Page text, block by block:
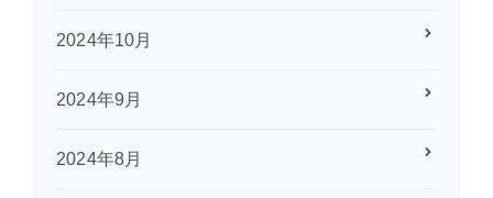
2024年10月
2024年9月
2024年8月